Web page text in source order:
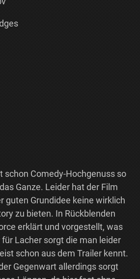
schon Comedy-Hochgenuss so
Ganze. Leider hat der Film
guten Grundidee keine wirklich
zu bieten. In Rückblenden
erklärt und vorgestellt, was
Lacher sorgt die man leider
schon aus dem Trailer kennt.
Gegenwart allerdings sorgt